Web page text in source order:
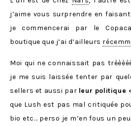
j’aime vous surprendre en
je commencerai par le
boutique que j’ai d’ailleurs
Moi qui ne connaissait pas
je me suis laissée tenter par
sellers et aussi par leur politique
que Lush est pas mal critiquée
bio etc… perso je m’en fous un